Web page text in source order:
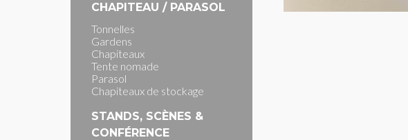
CHAPITEAU / PARASOL
Tonnelles
Gardens
Chapiteaux
Tente nomade
Parasol
Chapiteaux de stockage
STANDS, SCÈNES &
CONFÉRENCE